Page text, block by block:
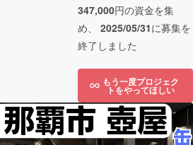
347,000円の資金を集
め、 2025/05/31に募集を
終了しました
もう一度プロジェク
トをやってほしい